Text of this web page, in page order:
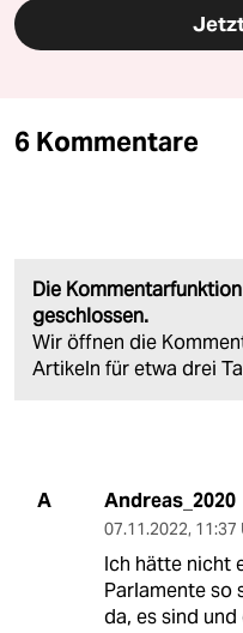
6 Kommentare
Die
geschlossen.
Wir öffnen die
Artikeln für etwa drei
A Andreas_2020
07.11.2022, 11:37
Ich hätte nicht
Parlamente so
da, es sind